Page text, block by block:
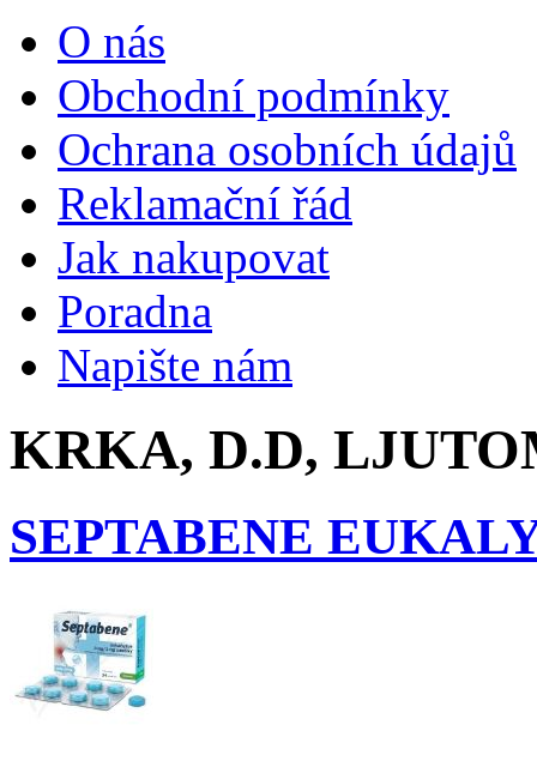
O nás
Obchodní podmínky
Ochrana osobních údajů
Reklamační řád
Jak nakupovat
Poradna
Napište nám
KRKA, D.D,
SEPTABENE